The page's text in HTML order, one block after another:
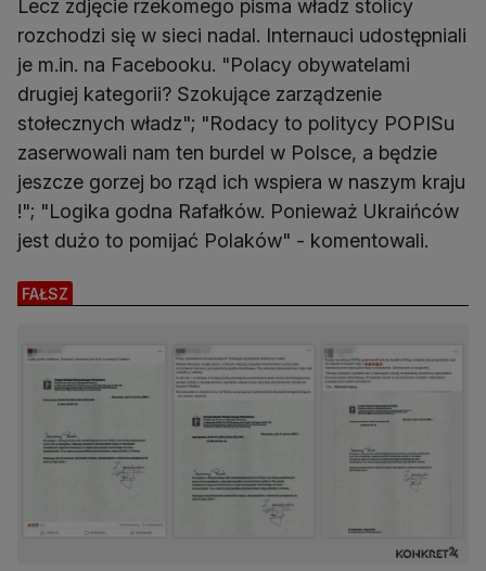
Lecz zdjęcie rzekomego pisma władz stolicy
rozchodzi się w sieci nadal. Internauci udostępniali
je m.in. na Facebooku. "Polacy obywatelami
drugiej kategorii? Szokujące zarządzenie
stołecznych władz"; "Rodacy to politycy POPISu
zaserwowali nam ten burdel w Polsce, a będzie
jeszcze gorzej bo rząd ich wspiera w naszym kraju
!"; "Logika godna Rafałków. Ponieważ Ukraińców
jest dużo to pomijać Polaków" - komentowali.
FAŁSZ